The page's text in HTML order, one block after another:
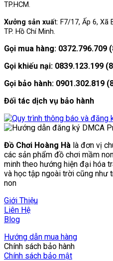
TP.HCM.
Xưởng sản xuất: F7/17, Ấp 6, Xã
TP. Hồ Chí Minh.
Gọi mua hàng: 0372.796.709
Gọi khiếu nại: 0839.123.199
Gọi bảo hành: 0901.302.819
Đối tác dịch vụ bảo hành
Đồ Chơi Hoàng Hà là đơn vị
các sản phẩm đồ chơi mầm
minh theo hướng hiện đại hóa
và học tập ngoài trời cũng như
non
Giới Thiệu
Liên Hệ
Blog
Hướng dẫn mua hàng
Chính sách bảo hành
Chính sách bảo mật